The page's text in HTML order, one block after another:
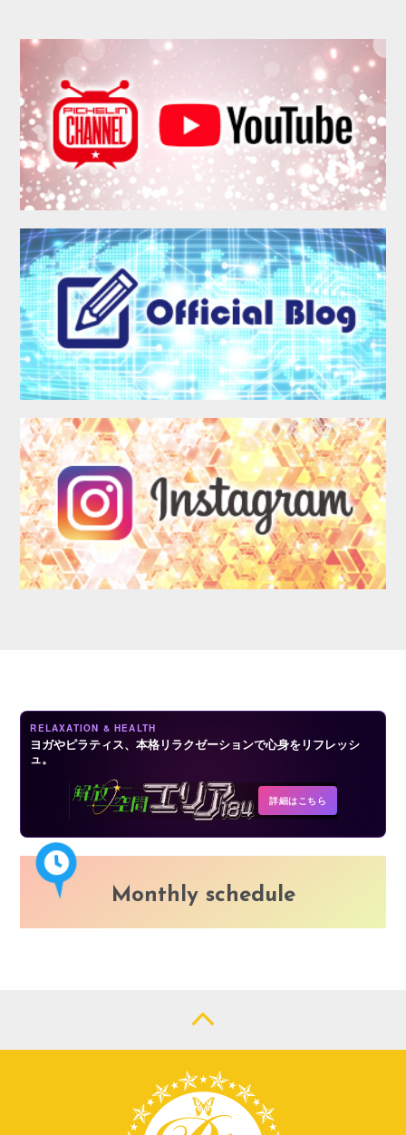
RELAXATION & HEALTH
ヨガやピラティス、本格リラクゼーションで心身をリフレッシ
ュ。
詳細はこちら
Monthly schedule